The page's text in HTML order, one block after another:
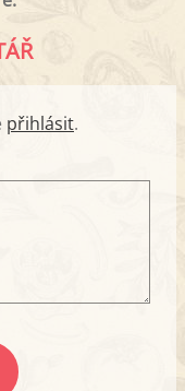
přihlásit.